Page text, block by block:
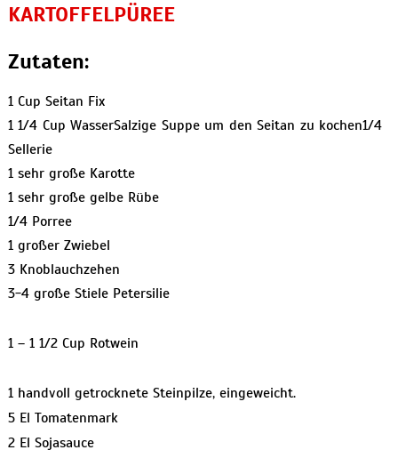
KARTOFFELPÜREE
Zutaten:
1 Cup Seitan Fix
1 1/4 Cup WasserSalzige Suppe um den Seitan zu kochen1/4
Sellerie
1 sehr große Karotte
1 sehr große gelbe Rübe
1/4 Porree
1 großer Zwiebel
3 Knoblauchzehen
3-4 große Stiele Petersilie
1 – 1 1/2 Cup Rotwein
1 handvoll getrocknete Steinpilze, eingeweicht.
5 El Tomatenmark
2 El Sojasauce